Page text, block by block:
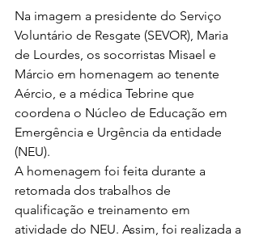
Na imagem a presidente do Serviço
Voluntário de Resgate (SEVOR), Maria
de Lourdes, os socorristas Misael e
Márcio em homenagem ao tenente
Aércio, e a médica Tebrine que
coordena o Núcleo de Educação em
Emergência e Urgência da entidade
(NEU).
A homenagem foi feita durante a
retomada dos trabalhos de
qualificação e treinamento em
atividade do NEU. Assim, foi realizada a